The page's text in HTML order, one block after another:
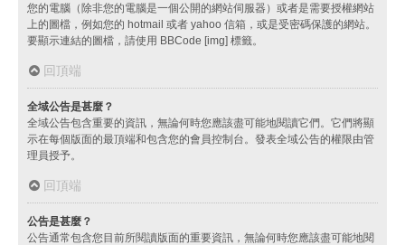
您的電腦（除非您的電腦是一個公開的網站伺服器）或者是需要授權網站
上的圖檔，例如您的 hotmail 或者 yahoo 信箱，或是受密碼保護的網站。
要顯示連結的圖檔，請使用 BBCode [img] 標籤。
回頂端
全域公告是甚麼？
全域公告包含重要的資訊，無論何時您應該盡可能地閱讀它們。它們將顯
示在每個版面的最頂端和包含您的會員控制台。發表全域公告的權限由管
理員授予。
回頂端
公告是甚麼？
公告通常包含您目前所閱讀版面的重要資訊，無論何時您應該盡可能地閱